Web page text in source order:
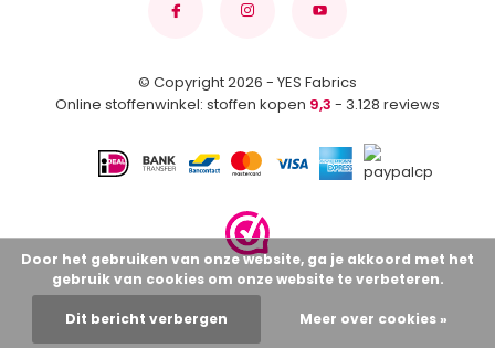
© Copyright 2026 - YES Fabrics
Online stoffenwinkel: stoffen kopen 9,3 - 3.128 reviews
Door het gebruiken van onze website, ga je akkoord met het
gebruik van cookies om onze website te verbeteren.
Dit bericht verbergen Meer over cookies »